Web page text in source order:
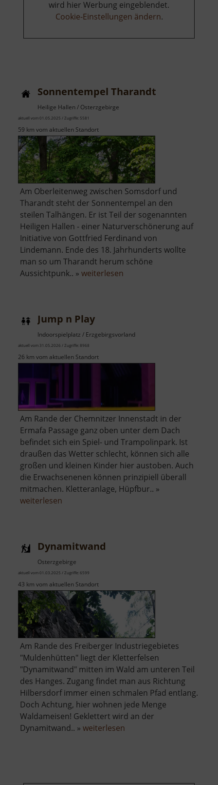
wird hier Werbung eingeblendet.
Cookie-Einstellungen ändern.
Sonnentempel Tharandt
Heilige Hallen / Osterzgebirge
aktuell vom 01.05.2025 / Zugriffe: 5581
59 km vom aktuellen Standort
Am Oberleitenweg zwischen Somsdorf und
Tharandt steht der Sonnentempel an den
steilen Talhängen. Er ist Teil der sogenannten
Heiligen Hallen - einer Naturverschönerung auf
Initiative von Gottfried Ferdinand von
Lindemann. Ende des 18. Jahrhunderts wollte
man so um Tharandt herum schöne
Aussichtpunk.. » weiterlesen
Jump n Play
Indoorspielplatz / Erzgebirgsvorland
aktuell vom 31.05.2026 / Zugriffe: 8968
26 km vom aktuellen Standort
Am Rande der Chemnitzer Innenstadt in der
Ermafa Passage ganz oben unter dem Dach
befindet sich ein Spiel- und Trampolinpark. Ist
draußen das Wetter schlecht, können sich alle
großen und kleinen Kinder hier austoben. Auch
die Erwachsenenen können prinzipiell überall
mitmachen. Kletteranlage, Hüpfbur.. »
weiterlesen
Dynamitwand
Osterzgebirge
aktuell vom 01.03.2025 / Zugriffe: 6599
43 km vom aktuellen Standort
Am Rande des Freiberger Industriegebietes
"Muldenhütten" liegt der Kletterfelsen
"Dynamitwand" mitten im Wald am unteren Teil
des Hanges. Zugang findet man aus Richtung
Hilbersdorf immer einen schmalen Pfad entlang.
Doch Achtung, hier wohnen jede Menge
Waldameisen! Geklettert wird an der
Dynamitwand.. » weiterlesen